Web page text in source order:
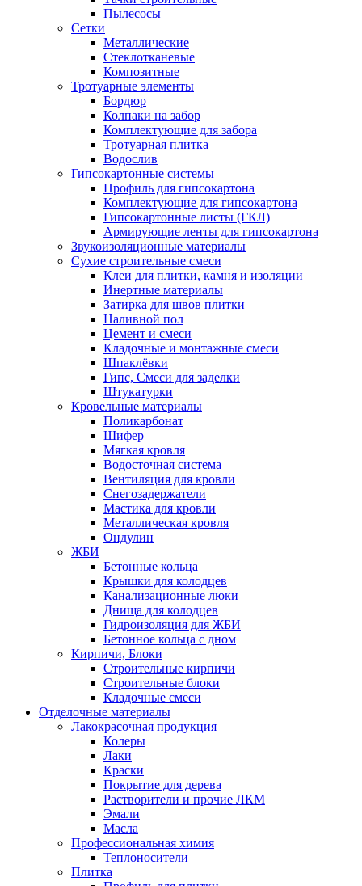
Пылесосы
Сетки
Металлические
Стеклотканевые
Композитные
Тротуарные элементы
Бордюр
Колпаки на забор
Комплектующие для забора
Тротуарная плитка
Водослив
Гипсокартонные системы
Профиль для гипсокартона
Комплектующие для гипсокартона
Гипсокартонные листы (ГКЛ)
Армирующие ленты для гипсокартона
Звукоизоляционные материалы
Сухие строительные смеси
Клеи для плитки, камня и изоляции
Инертные материалы
Затирка для швов плитки
Наливной пол
Цемент и смеси
Кладочные и монтажные смеси
Шпаклёвки
Гипс, Смеси для заделки
Штукатурки
Кровельные материалы
Поликарбонат
Шифер
Мягкая кровля
Водосточная система
Вентиляция для кровли
Снегозадержатели
Мастика для кровли
Металлическая кровля
Ондулин
ЖБИ
Бетонные кольца
Крышки для колодцев
Канализационные люки
Днища для колодцев
Гидроизоляция для ЖБИ
Бетонное кольца с дном
Кирпичи, Блоки
Строительные кирпичи
Строительные блоки
Кладочные смеси
Отделочные материалы
Лакокрасочная продукция
Колеры
Лаки
Краски
Покрытие для дерева
Растворители и прочие ЛКМ
Эмали
Масла
Профессиональная химия
Теплоносители
Плитка